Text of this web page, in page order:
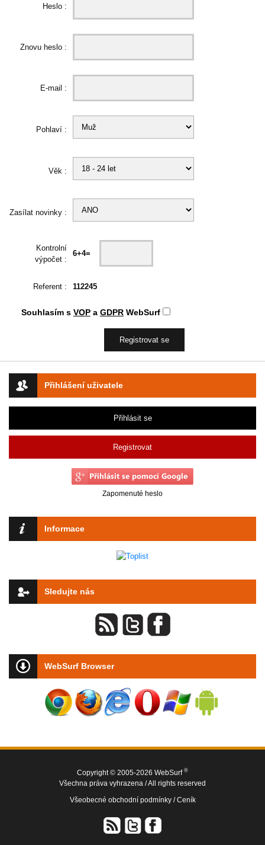
Přihlášení uživatele
Přihlásit se
Registrovat
Zapomenuté heslo
Informace
Sledujte nás
WebSurf Browser
Heslo :
Znovu heslo :
E-mail :
Pohlaví :
Věk :
Zasílat novinky :
Kontrolní
výpočet :
6+4=
Referent : 112245
Souhlasím s VOPa GDPRWebSurf
Copyright © 2005-2026 WebSurf ®
Všechna práva vyhrazena / All rights reserved
Všeobecné obchodní podmínky /Ceník